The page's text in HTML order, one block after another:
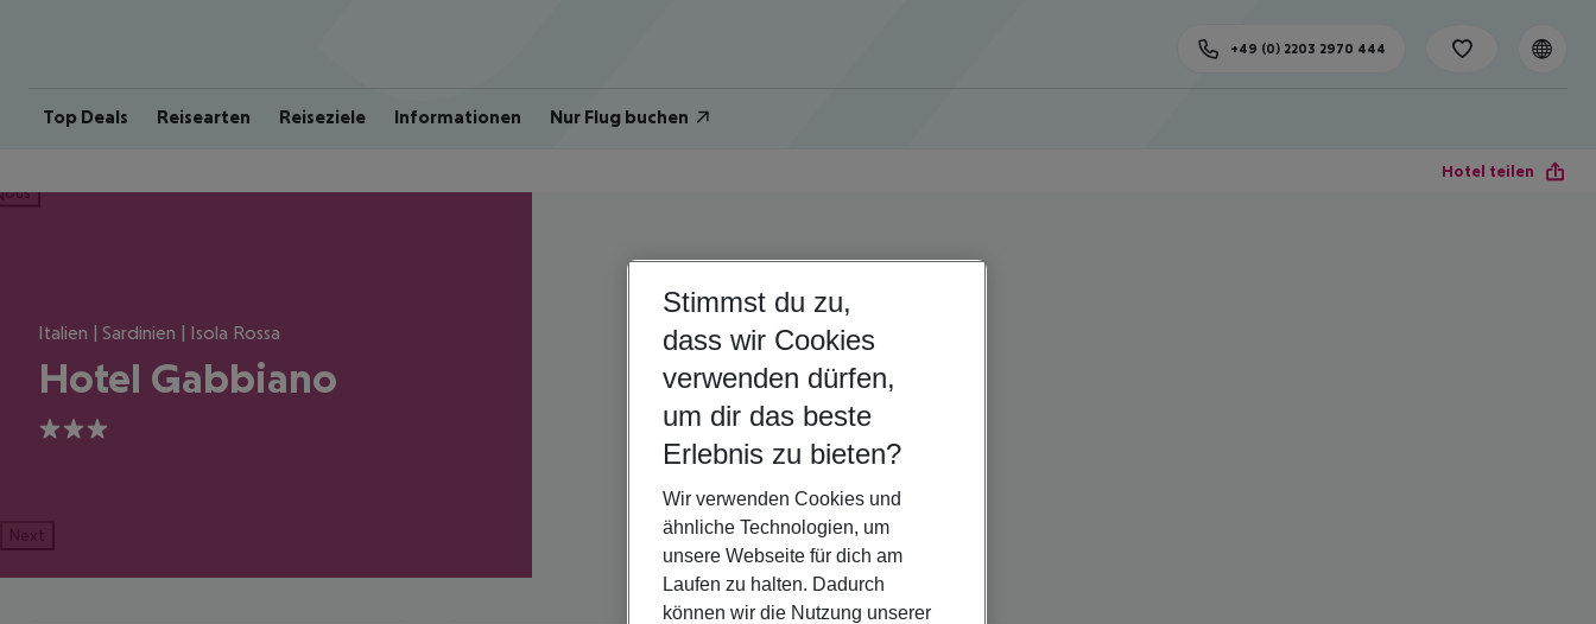
Top Deals Reisearten Reiseziele Informationen Nur Flug buchen
+49 (0) 2203 2970 444
Hotel teilen
Italien | Sardinien | Isola Rossa
Hotel Gabbiano
3
Next
Stimmst du zu,
dass wir Cookies
verwenden dürfen,
um dir das beste
Erlebnis zu bieten?
Wir verwenden Cookies und
ähnliche Technologien, um
unsere Webseite für dich am
Laufen zu halten. Dadurch
können wir die Nutzung unserer